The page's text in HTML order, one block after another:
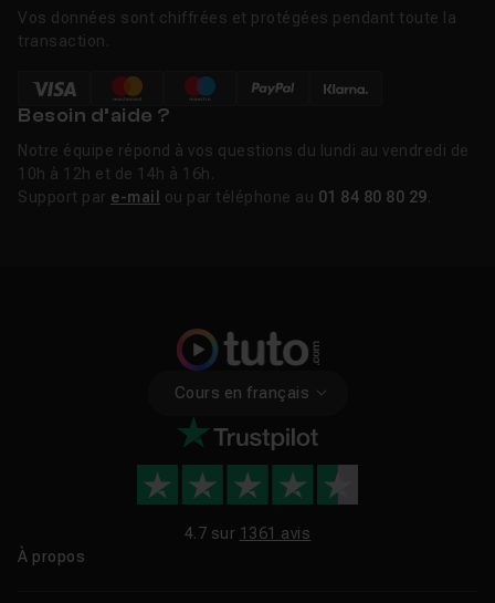
Vos données sont chiffrées et protégées pendant toute la
transaction.
Besoin d’aide ?
Notre équipe répond à vos questions du lundi au vendredi de
10h à 12h et de 14h à 16h.
Support par e-mail ou par téléphone au 01 84 80 80 29
Cours en français
4.7 sur 1361 avis
À propos